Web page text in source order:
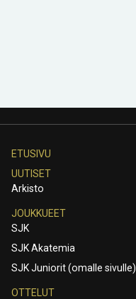
ETUSIVU
UUTISET
Arkisto
JOUKKUEET
SJK
SJK Akatemia
SJK Juniorit (omalle sivulle)
OTTELUT